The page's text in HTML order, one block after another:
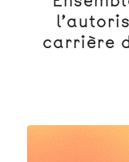
carrière